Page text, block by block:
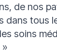
de nos
dans tous
soins
»